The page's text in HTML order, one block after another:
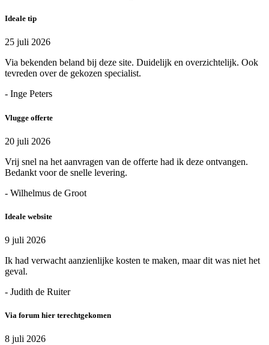
Ideale tip
25 juli 2026
Via bekenden beland bij deze site. Duidelijk en overzichtelijk. Ook
tevreden over de gekozen specialist.
- Inge Peters
Vlugge offerte
20 juli 2026
Vrij snel na het aanvragen van de offerte had ik deze ontvangen.
Bedankt voor de snelle levering.
- Wilhelmus de Groot
Ideale website
9 juli 2026
Ik had verwacht aanzienlijke kosten te maken, maar dit was niet het
geval.
- Judith de Ruiter
Via forum hier terechtgekomen
8 juli 2026